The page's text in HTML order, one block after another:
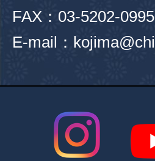
FAX：03-5202-0995
E-mail：